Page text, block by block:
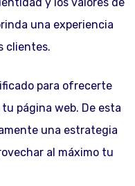
una experiencia
clientes.
para ofrecerte
página web. De esta
una estrategia
al máximo tu